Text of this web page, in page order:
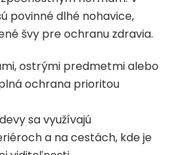
povinné dlhé nohavice,
švy pre ochranu zdravia.
ostrými predmetmi alebo
ochrana prioritou
sa využívajú
a na cestách, kde je